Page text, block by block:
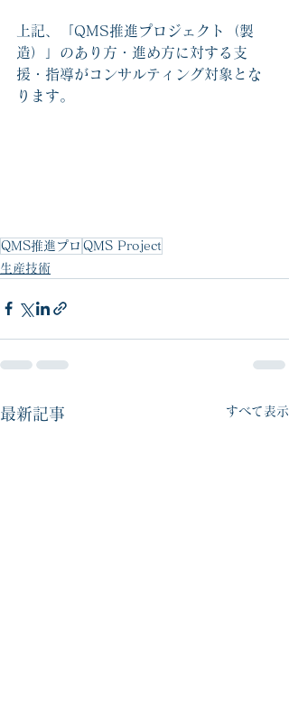
上記、「QMS推進プロジェクト（製
造）」のあり方・進め方に対する支
援・指導がコンサルティング対象とな
ります。
QMS推進プロ QMS Project
生産技術
最新記事 すべて表示